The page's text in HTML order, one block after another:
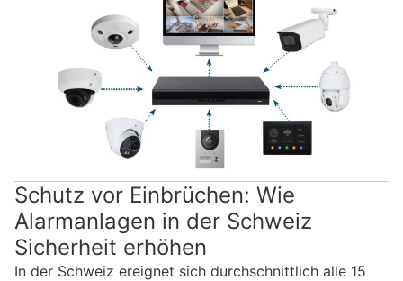
Schutz vor Einbrüchen: Wie
Alarmanlagen in der Schweiz
Sicherheit erhöhen
In der Schweiz ereignet sich durchschnittlich alle 15